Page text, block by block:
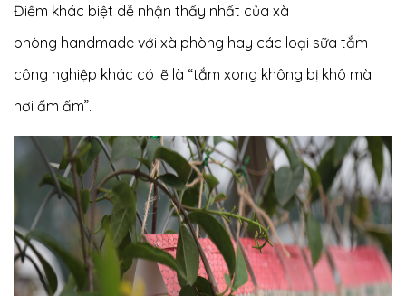
Điểm khác biệt dễ nhận thấy nhất của xà
phòng handmade với xà phòng hay các loại sữa tắm
công nghiệp khác có lẽ là “tắm xong không bị khô mà
hơi ẩm ẩm”.